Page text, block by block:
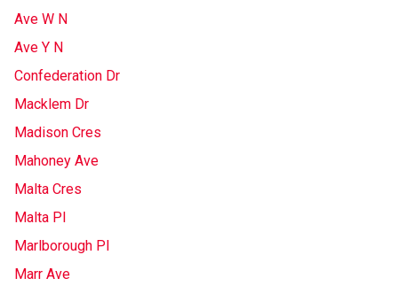
Ave W N
Ave Y N
Confederation Dr
Macklem Dr
Madison Cres
Mahoney Ave
Malta Cres
Malta Pl
Marlborough Pl
Marr Ave